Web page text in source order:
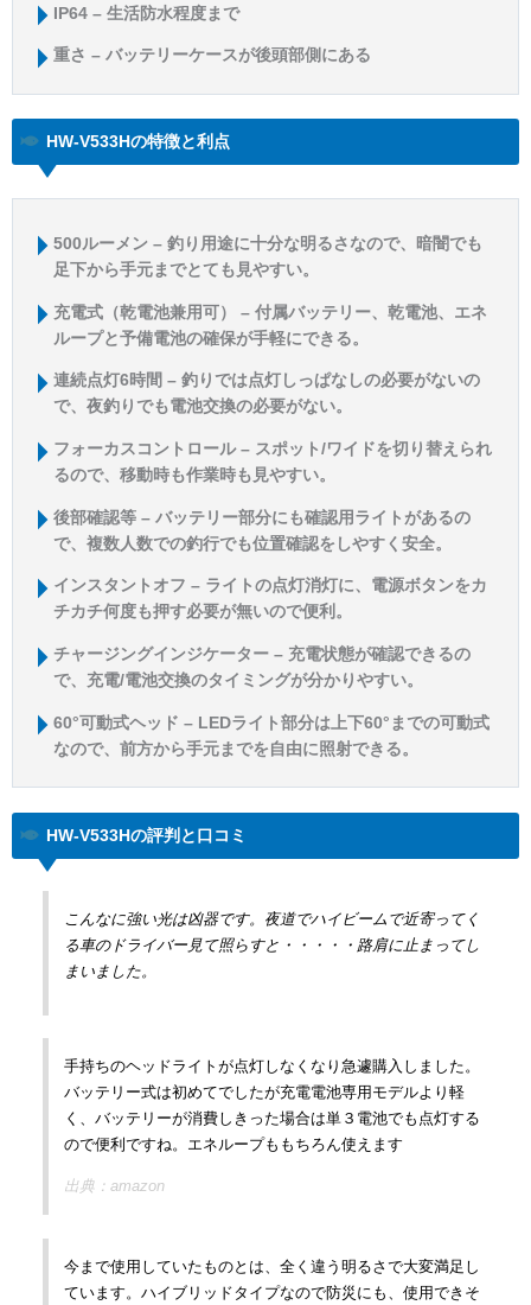
IP64 – 生活防水程度まで
重さ – バッテリーケースが後頭部側にある
HW-V533Hの特徴と利点
500ルーメン – 釣り用途に十分な明るさなので、暗闇でも
足下から手元までとても見やすい。
充電式（乾電池兼用可） – 付属バッテリー、乾電池、エネ
ループと予備電池の確保が手軽にできる。
連続点灯6時間 – 釣りでは点灯しっぱなしの必要がないの
で、夜釣りでも電池交換の必要がない。
フォーカスコントロール – スポット/ワイドを切り替えられ
るので、移動時も作業時も見やすい。
後部確認等 – バッテリー部分にも確認用ライトがあるの
で、複数人数での釣行でも位置確認をしやすく安全。
インスタントオフ – ライトの点灯消灯に、電源ボタンをカ
チカチ何度も押す必要が無いので便利。
チャージングインジケーター – 充電状態が確認できるの
で、充電/電池交換のタイミングが分かりやすい。
60°可動式ヘッド – LEDライト部分は上下60°までの可動式
なので、前方から手元までを自由に照射できる。
HW-V533Hの評判と口コミ
こんなに強い光は凶器です。夜道でハイビームで近寄ってく
る車のドライバー見て照らすと・・・・・路肩に止まってし
まいました。
手持ちのヘッドライトが点灯しなくなり急遽購入しました。
バッテリー式は初めてでしたが充電電池専用モデルより軽
く、バッテリーが消費しきった場合は単３電池でも点灯する
ので便利ですね。エネループももちろん使えます
出典：amazon
今まで使用していたものとは、全く違う明るさで大変満足し
ています。ハイブリッドタイプなので防災にも、使用できそ